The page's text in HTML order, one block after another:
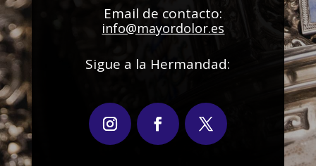
Email de contacto:
info@mayordolor.es
Sigue a la Hermandad: